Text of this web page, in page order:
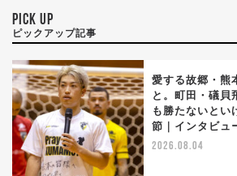
PICK UP
ピックアップ記事
愛する故郷・熊
と。町田・礒貝
も勝たないとい
節｜インタビュ
2026.08.04